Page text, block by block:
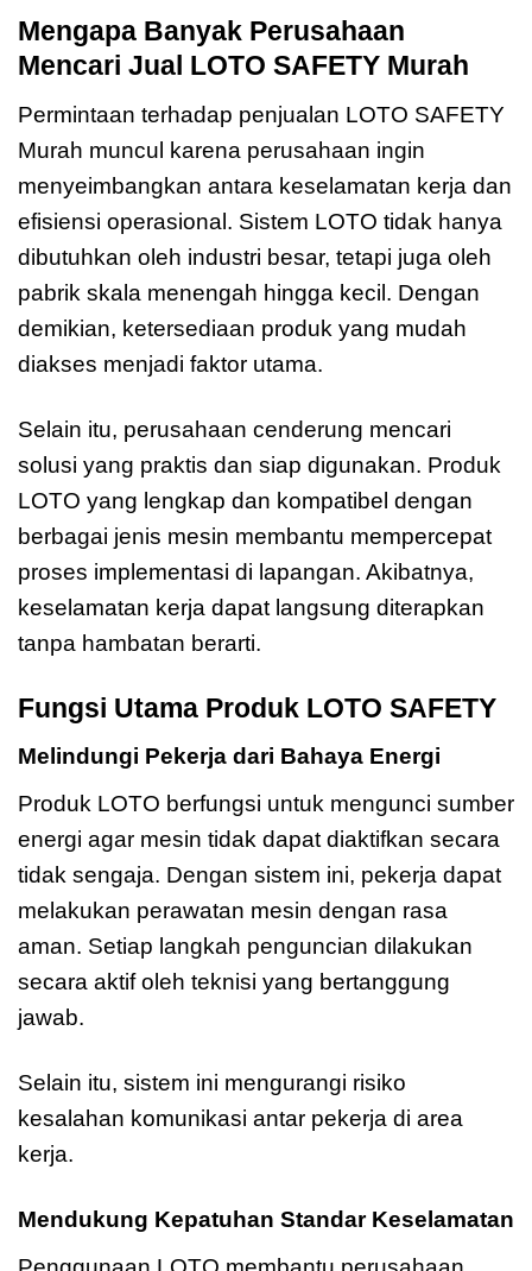
Mengapa Banyak Perusahaan
Mencari Jual LOTO SAFETY Murah
Permintaan terhadap penjualan LOTO SAFETY
Murah muncul karena perusahaan ingin
menyeimbangkan antara keselamatan kerja dan
efisiensi operasional. Sistem LOTO tidak hanya
dibutuhkan oleh industri besar, tetapi juga oleh
pabrik skala menengah hingga kecil. Dengan
demikian, ketersediaan produk yang mudah
diakses menjadi faktor utama.
Selain itu, perusahaan cenderung mencari
solusi yang praktis dan siap digunakan. Produk
LOTO yang lengkap dan kompatibel dengan
berbagai jenis mesin membantu mempercepat
proses implementasi di lapangan. Akibatnya,
keselamatan kerja dapat langsung diterapkan
tanpa hambatan berarti.
Fungsi Utama Produk LOTO SAFETY
Melindungi Pekerja dari Bahaya Energi
Produk LOTO berfungsi untuk mengunci sumber
energi agar mesin tidak dapat diaktifkan secara
tidak sengaja. Dengan sistem ini, pekerja dapat
melakukan perawatan mesin dengan rasa
aman. Setiap langkah penguncian dilakukan
secara aktif oleh teknisi yang bertanggung
jawab.
Selain itu, sistem ini mengurangi risiko
kesalahan komunikasi antar pekerja di area
kerja.
Mendukung Kepatuhan Standar Keselamatan